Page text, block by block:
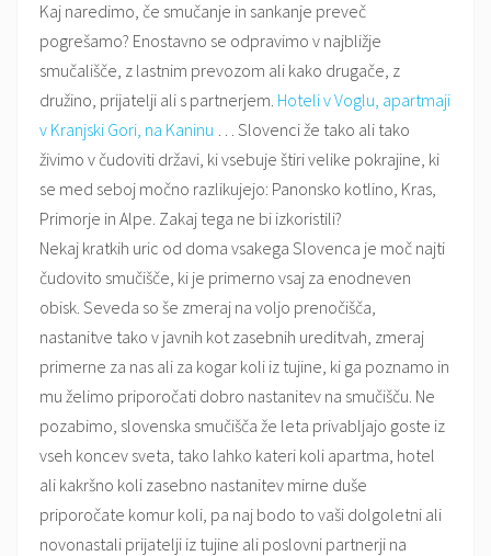
Kaj naredimo, če smučanje in sankanje preveč
pogrešamo? Enostavno se odpravimo v najbližje
smučališče, z lastnim prevozom ali kako drugače, z
družino, prijatelji ali s partnerjem. Hoteli v Voglu, apartmaji
v Kranjski Gori, na Kaninu … Slovenci že tako ali tako
živimo v čudoviti državi, ki vsebuje štiri velike pokrajine, ki
se med seboj močno razlikujejo: Panonsko kotlino, Kras,
Primorje in Alpe. Zakaj tega ne bi izkoristili?
Nekaj kratkih uric od doma vsakega Slovenca je moč najti
čudovito smučišče, ki je primerno vsaj za enodneven
obisk. Seveda so še zmeraj na voljo prenočišča,
nastanitve tako v javnih kot zasebnih ureditvah, zmeraj
primerne za nas ali za kogar koli iz tujine, ki ga poznamo in
mu želimo priporočati dobro nastanitev na smučišču. Ne
pozabimo, slovenska smučišča že leta privabljajo goste iz
vseh koncev sveta, tako lahko kateri koli apartma, hotel
ali kakršno koli zasebno nastanitev mirne duše
priporočate komur koli, pa naj bodo to vaši dolgoletni ali
novonastali prijatelji iz tujine ali poslovni partnerji na